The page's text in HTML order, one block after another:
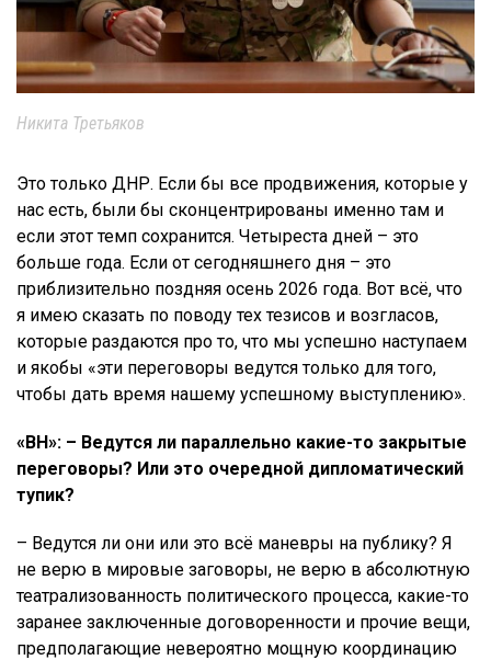
Никита Третьяков
Это только ДНР. Если бы все продвижения, которые у
нас есть, были бы сконцентрированы именно там и
если этот темп сохранится. Четыреста дней – это
больше года. Если от сегодняшнего дня – это
приблизительно поздняя осень 2026 года. Вот всё, что
я имею сказать по поводу тех тезисов и возгласов,
которые раздаются про то, что мы успешно наступаем
и якобы «эти переговоры ведутся только для того,
чтобы дать время нашему успешному выступлению».
«ВН»: – Ведутся ли параллельно какие-то закрытые
переговоры? Или это очередной дипломатический
тупик?
– Ведутся ли они или это всё маневры на публику? Я
не верю в мировые заговоры, не верю в абсолютную
театрализованность политического процесса, какие-то
заранее заключенные договоренности и прочие вещи,
предполагающие невероятно мощную координацию